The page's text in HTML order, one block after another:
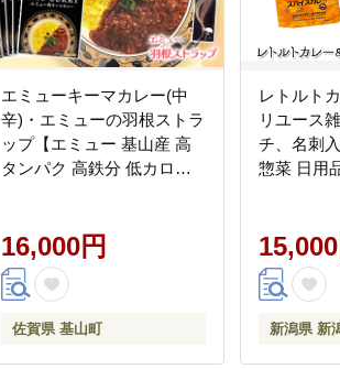
エミューキーマカレー(中
辛)・エミューの羽根ストラ
ップ【エミュー 基山産 高
タンパク 高鉄分 低カロリ
ダイエット】K006029
16,000円
佐賀県 基山町
レトルト
リユース
チ、名刺
惣菜 日用
単ご飯
新潟県 新